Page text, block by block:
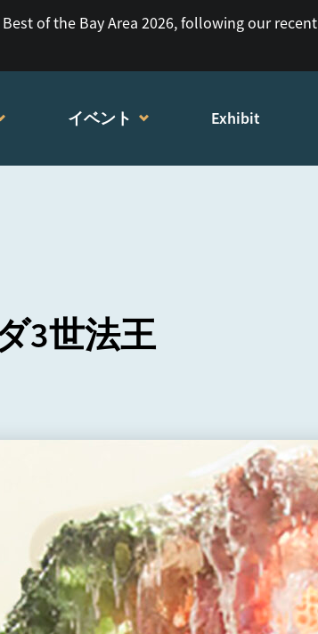
Best of the Bay Area 2026, following our recent
イベント Exhibit
3世法王